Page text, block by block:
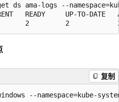
ds ama-logs --
READY     UP-TO-DATE
复制